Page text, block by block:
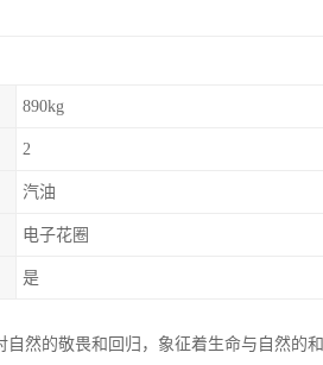
890kg
2
汽油
电子花圈
是
然的敬畏和回归，象征着生命与自然的和